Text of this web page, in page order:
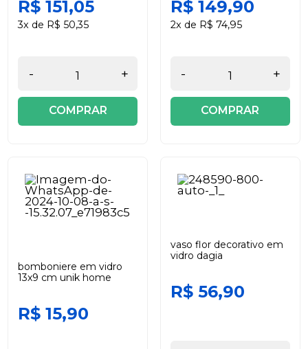
R$ 151,05
3x de R$ 50,35
- +
COMPRAR
R$ 149,90
2x de R$ 74,95
- +
COMPRAR
bomboniere em vidro
13x9 cm unik home
R$ 15,90
vaso flor decorativo em
vidro dagia
R$ 56,90